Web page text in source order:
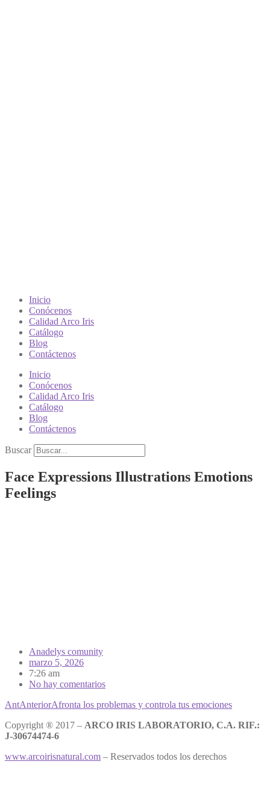
Inicio
Conócenos
Calidad Arco Iris
Catálogo
Blog
Contáctenos
Inicio
Conócenos
Calidad Arco Iris
Catálogo
Blog
Contáctenos
Buscar
Face Expressions Illustrations Emotions
Feelings
Anadelys comunity
marzo 5, 2026
7:26 am
No hay comentarios
AntAnteriorAfronta los problemas y controla tus emociones
Copyright ® 2017 – ARCO IRIS LABORATORIO, C.A. RIF.:
J-30674474-6
www.arcoirisnatural.com – Reservados todos los derechos